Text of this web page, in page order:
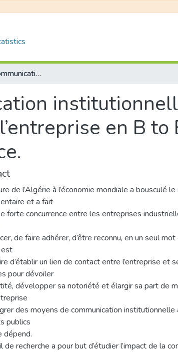
L’Impact de la communication institutionnelle sur l’évolution de la part de marché de l’entreprise en B to B Etude de cas : groupe SOUFFLET négoce.
en B to
de l’Algérie à l’économie mondiale a bousculé le
et a fait
forte concurrence entre les entreprises
de faire adhérer, d’être reconnu, en un seul
est
d’établir un lien de contact entre l’entreprise et
pour dévoiler
développer sa notoriété et élargir sa part de
des moyens de communication institutionnelle
publics
dépend.
de recherche a pour but d’étudier l’impact de la